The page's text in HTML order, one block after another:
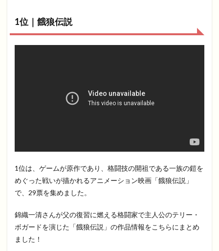
1位｜餓狼伝説
1位は、ゲームが原作であり、格闘技の開祖である一族の鎧を
めぐった戦いが描かれるアニメーション映画「餓狼伝説」
で、29票を集めました。
錦織一清さんが父の復習に燃える格闘家で主人公のテリー・
ボガードを演じた「餓狼伝説」の作品情報をこちらにまとめ
ました！